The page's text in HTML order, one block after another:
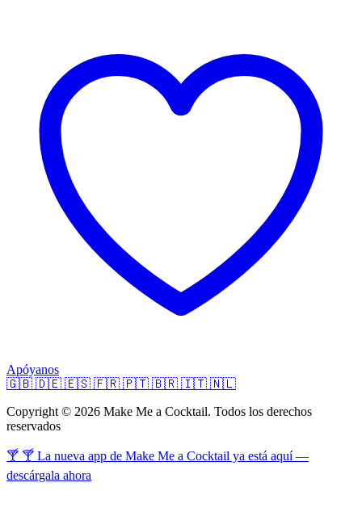
Apóyanos
🇬🇧 🇩🇪 🇪🇸 🇫🇷 🇵🇹 🇧🇷 🇮🇹 🇳🇱
Copyright © 2026 Make Me a Cocktail. Todos los derechos
reservados
🍸 🍸 La nueva app de Make Me a Cocktail ya está aquí —
descárgala ahora